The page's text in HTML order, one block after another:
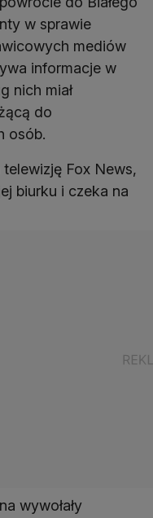
w sprawie
mediów
informacje w
nich miał
do
osób.
Fox News,
biurku i czeka na
wywołały